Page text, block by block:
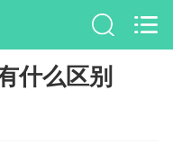
什么区别